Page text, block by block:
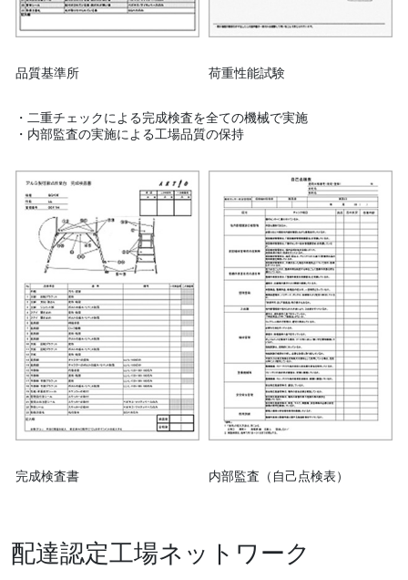
品質基準所 荷重性能試験
・二重チェックによる完成検査を全ての機械で実施
・内部監査の実施による工場品質の保持
完成検査書 内部監査（自己点検表）
配達認定工場ネットワーク